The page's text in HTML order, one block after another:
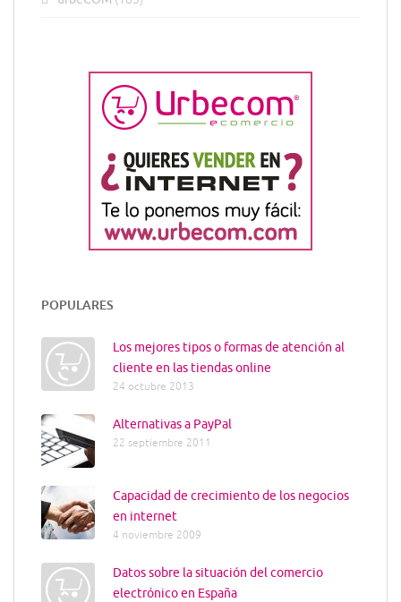
POPULARES
Los mejores tipos o formas de atención al
cliente en las tiendas online
24 octubre 2013
Alternativas a PayPal
22 septiembre 2011
Capacidad de crecimiento de los negocios
en internet
4 noviembre 2009
Datos sobre la situación del comercio
electrónico en España